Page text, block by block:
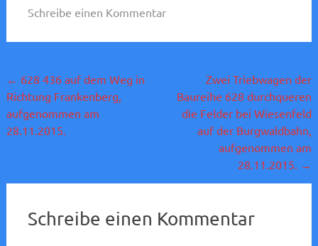
Schreibe einen Kommentar
Beitragsnavigation
← 628 436 auf dem Weg in
Richtung Frankenberg,
aufgenommen am
28.11.2015.
Zwei Triebwagen der
Baureihe 628 durchqueren
die Felder bei Wiesenfeld
auf der Burgwaldbahn,
aufgenommen am
28.11.2015. →
Schreibe einen Kommentar